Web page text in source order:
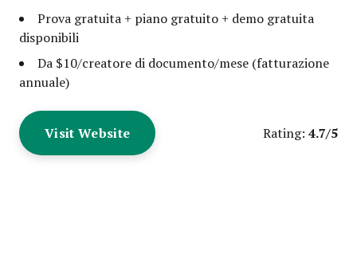
Prova gratuita + piano gratuito + demo gratuita
disponibili
Da $10/creatore di documento/mese (fatturazione
annuale)
Visit Website Rating: 4.7/5